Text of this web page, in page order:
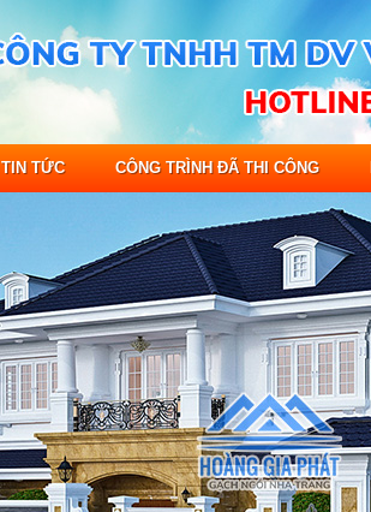
TIN TỨC CÔNG TRÌNH ĐÃ THI CÔNG